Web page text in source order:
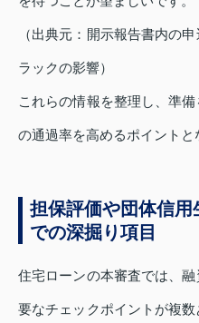
（出典元：開示報告書内の
ラックの影響）
これらの情報を整理し、準
の通過率を高めるポイントと
担保評価や団体信
での深掘り項目
住宅ローンの本審査では、
要なチェックポイントが複